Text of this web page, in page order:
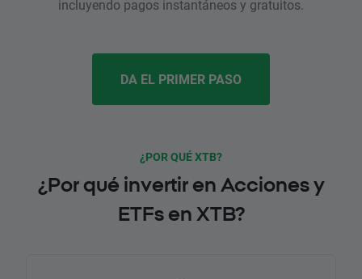
incluyendo pagos instantáneos y gratuitos.
DA EL PRIMER PASO
¿POR QUÉ XTB?
¿Por qué invertir en Acciones y
ETFs en XTB?